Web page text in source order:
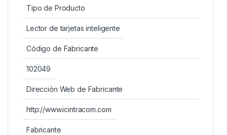
Tipo de Producto
Lector de tarjetas inteligente
Código de Fabricante
102049
Dirección Web de Fabricante
http://www.icintracom.com
Fabricante